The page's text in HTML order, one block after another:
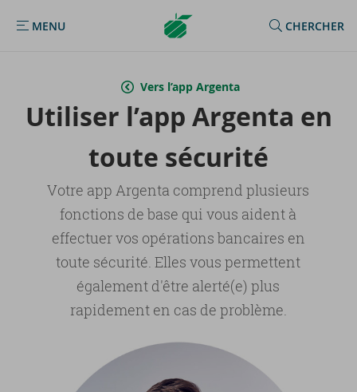
MENU
MENU
Argenta
Homepage
CHERCHER
Vers l’app Argenta
Uti­li­ser l’app Argenta en
toute sé­cu­ri­té
Votre app Argenta comprend plusieurs
fonctions de base qui vous aident à
effectuer vos opérations bancaires en
toute sécurité. Elles vous permettent
également d'être alerté(e) plus
rapidement en cas de problème.